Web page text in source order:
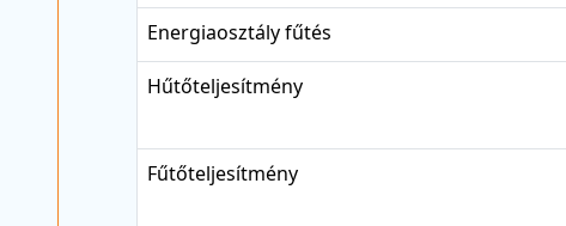
Energiaosztály fűtés
Hűtőteljesítmény
Fűtőteljesítmény